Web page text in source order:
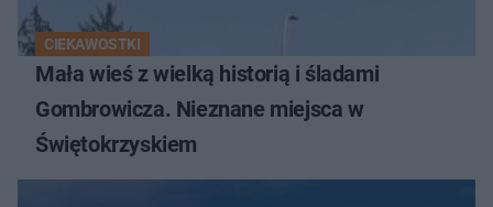
CIEKAWOSTKI
Mała wieś z wielką historią i śladami
Gombrowicza. Nieznane miejsca w
Świętokrzyskiem